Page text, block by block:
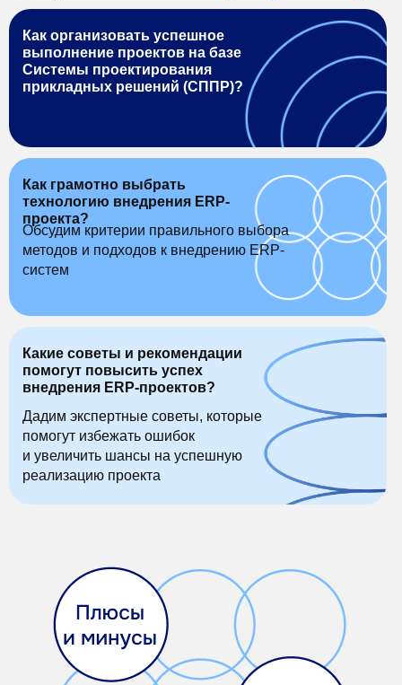
Как организовать успешное
выполнение проектов на базе
Системы проектирования
прикладных решений (СППР)?
Дадим экспертные советы, которые
помогут избежать ошибок
и увеличить шансы на успешную
реализацию проекта
Какие советы и рекомендации
помогут повысить успех
внедрения ERP-проектов?
Обсудим критерии правильного выбора
методов и подходов к внедрению ERP-
систем
Как грамотно выбрать
технологию внедрения ERP-
проекта?